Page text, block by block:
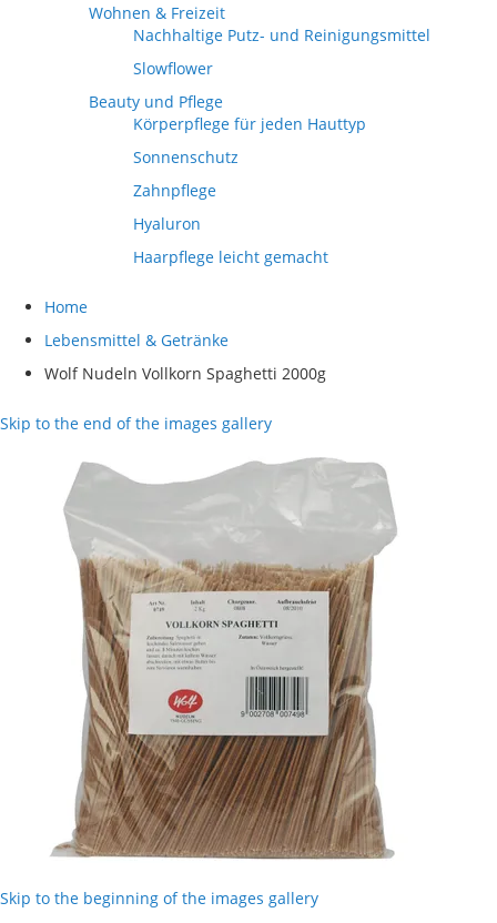
Wohnen & Freizeit
Nachhaltige Putz- und Reinigungsmittel
Slowflower
Beauty und Pflege
Körperpflege für jeden Hauttyp
Sonnenschutz
Zahnpflege
Hyaluron
Haarpflege leicht gemacht
Home
Lebensmittel & Getränke
Wolf Nudeln Vollkorn Spaghetti 2000g
Skip to the end of the images gallery
Skip to the beginning of the images gallery